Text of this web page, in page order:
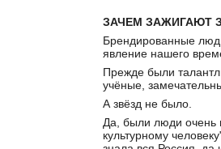
ЗАЧЕМ ЗАЖИГАЮТ
Брендированные
явление нашего
Прежде были
учёные,
А звёзд не было.
Да, были люди очень
культурному